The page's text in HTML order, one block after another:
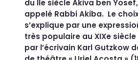
du IIe siècle Akiva ben
appelé Rabbi Akiba. Le
s’explique par une
très populaire au XIXe
par l’écrivain Karl Gutzkow